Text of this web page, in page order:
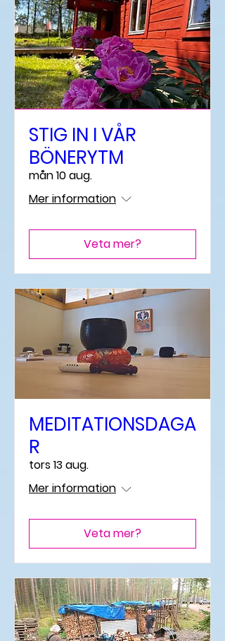
STIG IN I VÅR
BÖNERYTM
mån 10 aug.
Mer information
Veta mer?
MEDITATIONSDAGA
R
tors 13 aug.
Mer information
Veta mer?